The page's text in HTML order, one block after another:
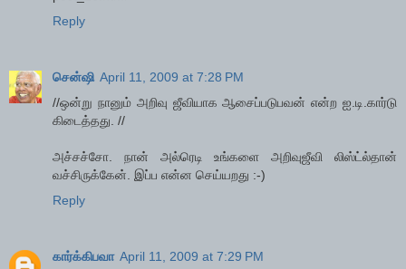
Reply
சென்ஷி April 11, 2009 at 7:28 PM
//ஒன்று நானும் அறிவு ஜீவியாக ஆசைப்படுபவன் என்ற ஐ.டி.கார்டு
கிடைத்தது. //
அச்சச்சோ. நான் அல்ரெடி உங்களை அறிவுஜீவி லிஸ்ட்ல்தான்
வச்சிருக்கேன். இப்ப என்ன செய்யறது :-)
Reply
கார்க்கிபவா April 11, 2009 at 7:29 PM